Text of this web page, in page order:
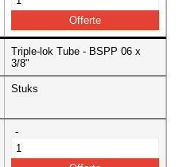
Triple-lok Tube - BSPP 06 x
3/8"
Stuks
-